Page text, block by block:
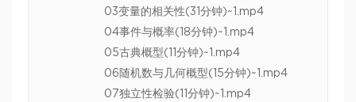
03变量的相关性(31分钟)~1.mp4
04事件与概率(18分钟)~1.mp4
05古典概型(11分钟)~1.mp4
06随机数与几何概型(15分钟)~1.mp4
07独立性检验(11分钟)~1.mp4